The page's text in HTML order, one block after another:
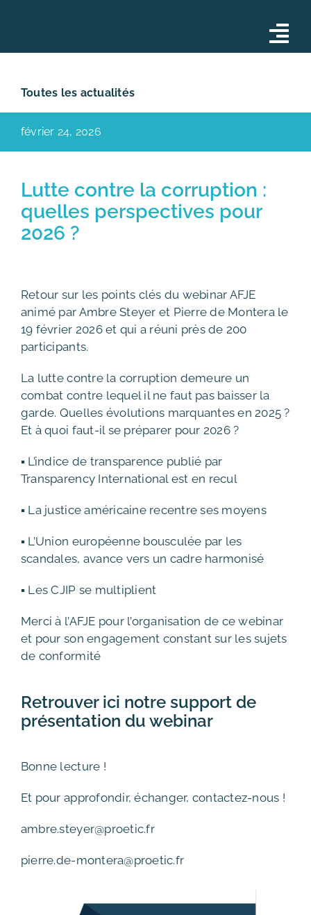
Formations
Actualités
Contact
Toutes les actualités
février 24, 2026
Lutte contre la corruption :
quelles perspectives pour
2026 ?
Retour sur les points clés du webinar AFJE
animé par Ambre Steyer et Pierre de Montera le
19 février 2026 et qui a réuni près de 200
participants.
La lutte contre la corruption demeure un
combat contre lequel il ne faut pas baisser la
garde. Quelles évolutions marquantes en 2025 ?
Et à quoi faut-il se préparer pour 2026 ?
▪ L’indice de transparence publié par
Transparency International est en recul
▪ La justice américaine recentre ses moyens
▪ L’Union européenne bousculée par les
scandales, avance vers un cadre harmonisé
▪ Les CJIP se multiplient
Merci à l’AFJE pour l’organisation de ce webinar
et pour son engagement constant sur les sujets
de conformité
Retrouver ici notre support de
présentation du webinar
Bonne lecture !
Et pour approfondir, échanger, contactez-nous !
ambre.steyer@proetic.fr
pierre.de-montera@proetic.fr